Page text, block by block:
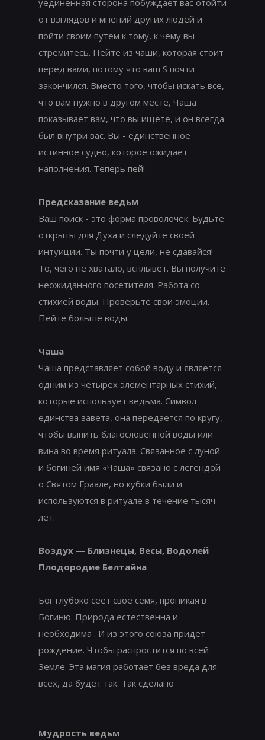
уединенная сторона побуждает вас отойти
от взглядов и мнений других людей и
пойти своим путем к тому, к чему вы
стремитесь. Пейте из чаши, которая стоит
перед вами, потому что ваш S почти
закончился. Вместо того, чтобы искать все,
что вам нужно в другом месте, Чаша
показывает вам, что вы ищете, и он всегда
был внутри вас. Вы - единственное
истинное судно, которое ожидает
наполнения. Теперь пей!
Предсказание ведьм
Ваш поиск - это форма проволочек. Будьте
открыты для Духа и следуйте своей
интуиции. Ты почти у цели, не сдавайся!
То, чего не хватало, всплывет. Вы получите
неожиданного посетителя. Работа со
стихией воды. Проверьте свои эмоции.
Пейте больше воды.
Чаша
Чаша представляет собой воду и является
одним из четырех элементарных стихий,
которые использует ведьма. Символ
единства завета, она передается по кругу,
чтобы выпить благословенной воды или
вина во время ритуала. Связанное с луной
и богиней имя «Чаша» связано с легендой
о Святом Граале, но кубки были и
используются в ритуале в течение тысяч
лет.
Воздух — Близнецы, Весы, Водолей
Плодородие Белтайна
Бог глубоко сеет свое семя, проникая в
Богиню. Природа естественна и
необходима . И из этого союза придет
рождение. Чтобы распростится по всей
Земле. Эта магия работает без вреда для
всех, да будет так. Так сделано
Мудрость ведьм